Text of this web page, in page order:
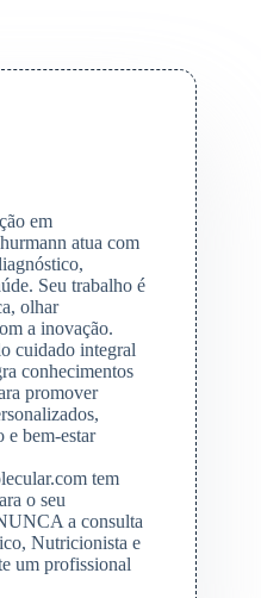
em
atua com
Seu trabalho é
olhar
a inovação.
cuidado integral
conhecimentos
promover
e bem-estar
tem
o seu
a consulta
Nutricionista e
um profissional